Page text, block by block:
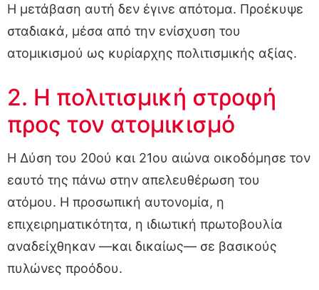
Η μετάβαση αυτή δεν έγινε απότομα. Προέκυψε
σταδιακά, μέσα από την ενίσχυση του
ατομικισμού ως κυρίαρχης πολιτισμικής αξίας.
2. Η πολιτισμική στροφή
προς τον ατομικισμό
Η Δύση του 20ού και 21ου αιώνα οικοδόμησε τον
εαυτό της πάνω στην απελευθέρωση του
ατόμου. Η προσωπική αυτονομία, η
επιχειρηματικότητα, η ιδιωτική πρωτοβουλία
αναδείχθηκαν —και δικαίως— σε βασικούς
πυλώνες προόδου.